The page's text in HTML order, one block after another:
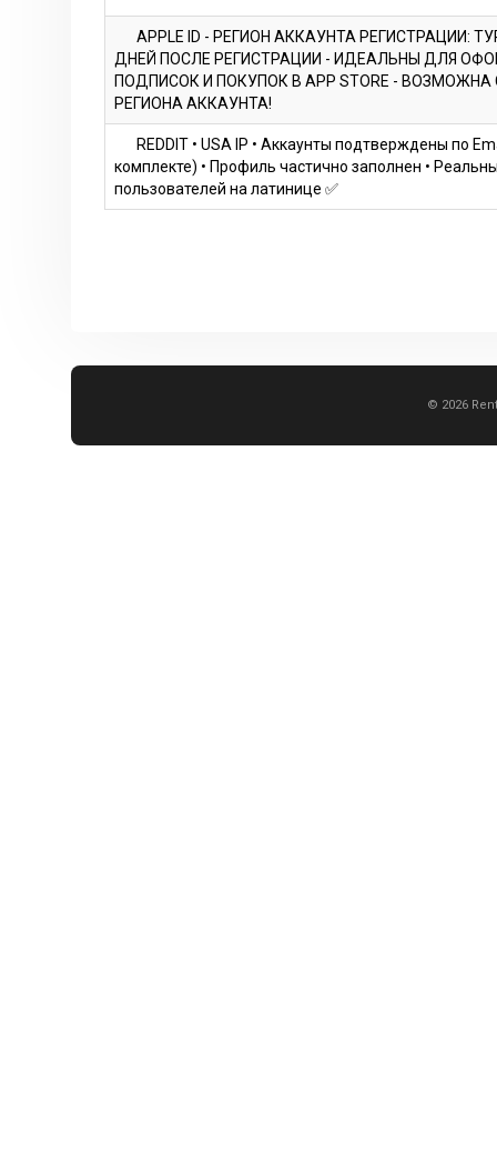
APPLE ID - РЕГИОН АККАУНТА РЕГИСТРАЦИИ:
ДНЕЙ ПОСЛЕ РЕГИСТРАЦИИ - ИДЕАЛЬНЫ ДЛЯ
ПОДПИСОК И ПОКУПОК В APP STORE -
РЕГИОНА АККАУНТА!
REDDIT • USA IP • Аккаунты подтверждены по
комплекте) • Профиль частично заполнен •
пользователей на латинице ✅
© 2026